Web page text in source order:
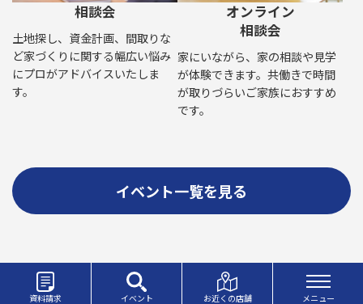
資料請求 イベント お近くの店舗
相談会
土地探し、資金計画、間取りな
ど家づくりに関する幅広い悩み
にプロがアドバイスいたしま
す。
オンライン
相談会
家にいながら、家の相談や見学
が体験できます。共働きで時間
が取りづらいご家族におすすめ
です。
イベント一覧を見る